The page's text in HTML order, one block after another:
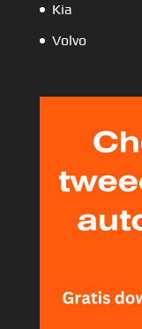
Kia
Volvo